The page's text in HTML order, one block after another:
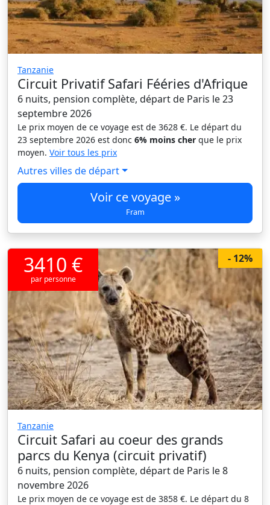
Tanzanie
Circuit Privatif Safari Fééries d'Afrique
6 nuits, pension complète, départ de Paris le 23
septembre 2026
Le prix moyen de ce voyage est de 3628 €. Le départ du
23 septembre 2026 est donc 6% moins cher que le prix
moyen. Voir tous les prix
Autres villes de départ
Voir ce voyage »
Fram
- 12%
3410 €
par personne
Tanzanie
Circuit Safari au coeur des grands
parcs du Kenya (circuit privatif)
6 nuits, pension complète, départ de Paris le 8
novembre 2026
Le prix moyen de ce voyage est de 3858 €. Le départ du 8